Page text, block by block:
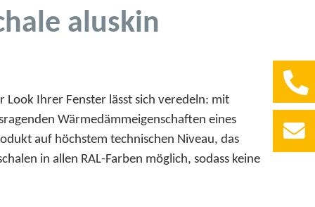
aluskin
Ihrer Fenster lässt sich veredeln: mit
Wärmedämmeigenschaften eines
auf höchstem technischen Niveau, das
in allen RAL-Farben möglich, sodass keine